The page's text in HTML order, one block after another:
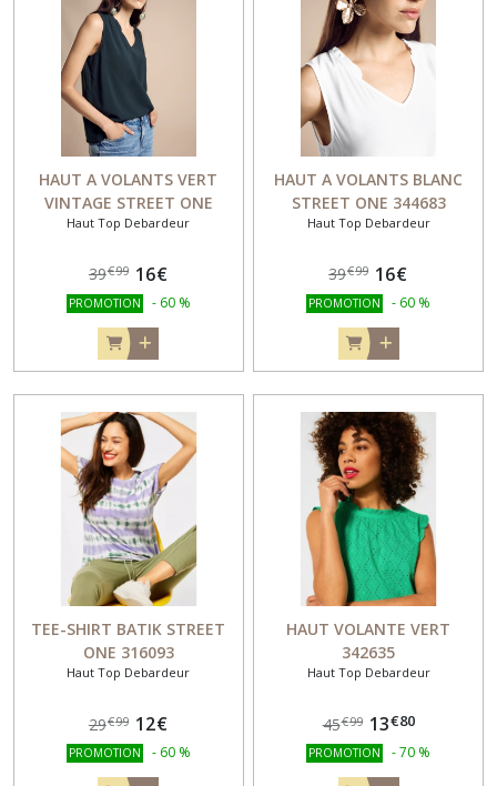
HAUT A VOLANTS VERT
VINTAGE STREET ONE
344683
Haut Top Debardeur
39€99 16€
PROMOTION - 60 %
HAUT A VOLANTS BLANC
STREET ONE 344683
Haut Top Debardeur
39€99 16€
PROMOTION - 60 %
TEE-SHIRT BATIK STREET
ONE 316093
Haut Top Debardeur
29€99 12€
PROMOTION - 60 %
HAUT VOLANTE VERT
342635
Haut Top Debardeur
45€99 13€80
PROMOTION -70 %